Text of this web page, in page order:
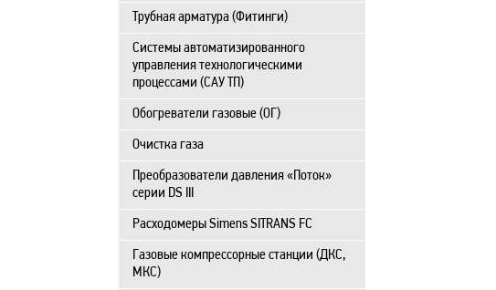
Трубная арматура (Фитинги)
Системы автоматизированного
управления технологическими
процессами (САУ ТП)
Обогреватели газовые (ОГ)
Очистка газа
Преобразователи давления «Поток»
серии DS III
Расходомеры Simens SITRANS FC
Газовые компрессорные станции (ДКС,
МКС)